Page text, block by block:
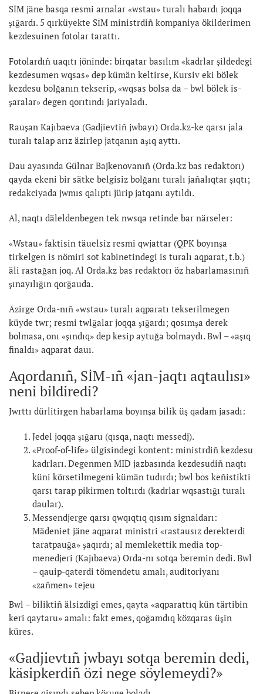
SİM jäne basqa resmi arnalar «wstau» turalı habardı joqqa
şığardı. 5 qırküyekte SİM ministrdiñ kompaniya ökilderimen
kezdesuinen fotolar tarattı.
Fotolardıñ uaqıtı jöninde: birqatar basılım «kadrlar şildedegi
kezdesumen wqsas» dep kümän keltirse, Kursiv eki bölek
kezdesu bolğanın tekserip, «wqsas bolsa da – bwl bölek is-
şaralar» degen qorıtındı jariyaladı.
Rauşan Kajıbaeva (Gadjievtiñ jwbayı) Orda.kz-ke qarsı jala
turalı talap arız äzirlep jatqanın aşıq ayttı.
Dau ayasında Gülnar Bajkenovanıñ (Orda.kz bas redaktorı)
qayda ekeni bir sätke belgisiz bolğanı turalı jañalıqtar şıqtı;
redakciyada jwmıs qalıptı jürip jatqanı aytıldı.
Al, naqtı däleldenbegen tek nwsqa retinde bar närseler:
«Wstau» faktisin täuelsiz resmi qwjattar (QPK boyınşa
tirkelgen is nömiri sot kabinetindegi is turalı aqparat, t.b.)
äli rastağan joq. Al Orda.kz bas redaktorı öz habarlamasınıñ
şınayılığın qorğauda.
Äzirge Orda-nıñ «wstau» turalı aqparatı tekserilmegen
küyde twr; resmi twlğalar joqqa şığardı; qosımşa derek
bolmasa, onı «şındıq» dep kesip aytuğa bolmaydı. Bwl – «aşıq
finaldı» aqparat dauı.
Aqordanıñ, SİM-ıñ «jan-jaqtı aqtaulısı»
neni bildiredi?
Jwrttı dürlitirgen habarlama boyınşa bilik üş qadam jasadı:
Jedel joqqa şığaru (qısqa, naqtı messedj).
«Proof-of-life» ülgisindegi kontent: ministrdiñ kezdesu
kadrları. Degenmen MID jazbasında kezdesudiñ naqtı
küni körsetilmegeni kümän tudırdı; bwl bos keñistikti
qarsı tarap pikirmen toltırdı (kadrlar wqsastığı turalı
daular).
Messendjerge qarsı qwqıqtıq qısım signaldarı:
Mädeniet jäne aqparat ministri «rastausız derekterdi
taratpauğa» şaqırdı; al memlekettik media top-
menedjeri (Kajıbaeva) Orda-nı sotqa beremin dedi. Bwl
– qauip-qaterdi tömendetu amalı, auditoriyanı
«zañmen» tejeu
Bwl – biliktiñ älsizdigi emes, qayta «aqparattıq kün tärtibin
keri qaytaru» amalı: fakt emes, qoğamdıq közqaras üşin
küres.
«Gadjievtıñ jwbayı sotqa beremin dedi,
käsipkerdiñ özi nege söylemeydi?»